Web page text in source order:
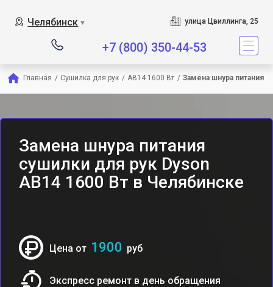
Челябинск ▼ улица Цвиллинга, 25
+7 (800) 350-44-53
Главная / Сушилка для рук / AB14 1600 Вт / Замена шнура питания
Замена шнура питания
сушилки для рук Dyson
AB14 1600 Вт в Челябинске
Цена от 1900 руб
Экспресс ремонт в день обращения